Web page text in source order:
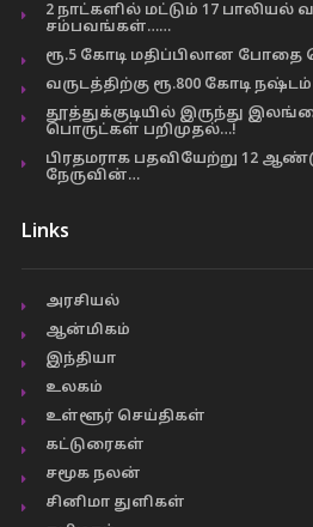
2 நாட்களில் மட்டும் 17
சம்பவங்கள்……
ரூ.5 கோடி மதிப்பிலான போதை
வருடத்திற்கு ரூ.800 கோடி
தூத்துக்குடியில் இருந்து
பொருட்கள் பறிமுதல்…!
பிரதமராக பதவியேற்று 12
நேருவின்…
Links
அரசியல்
ஆன்மிகம்
இந்தியா
உலகம்
உள்ளூர் செய்திகள்
கட்டுரைகள்
சமூக நலன்
சினிமா துளிகள்